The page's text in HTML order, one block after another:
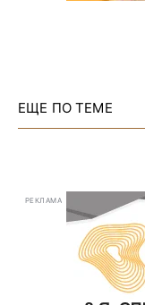
ЕЩЕ ПО ТЕМЕ
РЕКЛАМА